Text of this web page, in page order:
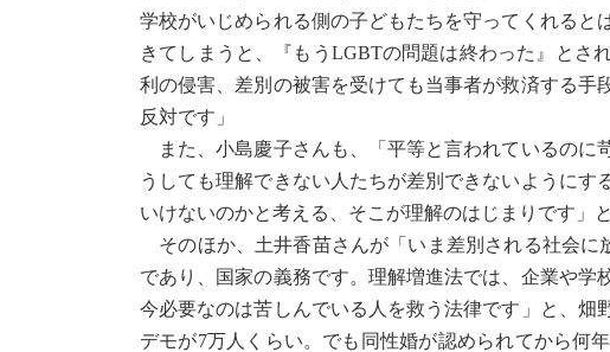
学校がいじめられる側の子どもたちを守ってくれる
きてしまうと、『もうLGBTの問題は終わった』とさ
利の侵害、差別の被害を受けても当事者が救済する手
反対です」
また、小島慶子さんも、「平等と言われているのに
うしても理解できない人たちが差別できないように
いけないのかと考える、そこが理解のはじまりです」
そのほか、土井香苗さんが「いま差別される社会に
であり、国家の義務です。理解増進法では、企業や学
今必要なのは苦しんでいる人を救う法律です」と、
デモが7万人くらい。でも同性婚が認められてから何